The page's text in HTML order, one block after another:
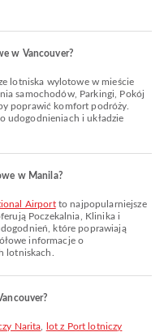
w Vancouver?
lotniska wylotowe w mieście
samochodów, Parkingi, Pokój
poprawić komfort podróży.
udogodnieniach i układzie
w Manila?
Airportto najpopularniejsze
Poczekalnia, Klinika i
które poprawiają
informacje o
lotniskach.
Narita
lot z Port lotniczy